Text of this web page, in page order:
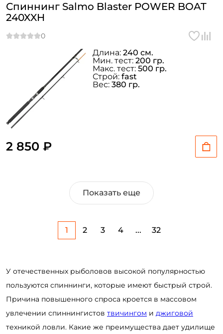
Спиннинг Salmo Blaster POWER BOAT
240XXH
2 850 ₽
Длина: 240 см.
Мин. тест: 200 гр.
Макс. тест: 500 гр.
Строй: fast
Вес: 380 гр.
Показать еще
1 2 3 4 ... 32
У отечественных рыболовов высокой популярностью
пользуются спиннинги, которые имеют быстрый строй.
Причина повышенного спроса кроется в массовом
увлечении спиннингистов твичингом и джиговой
техникой ловли. Какие же преимущества дает удилище